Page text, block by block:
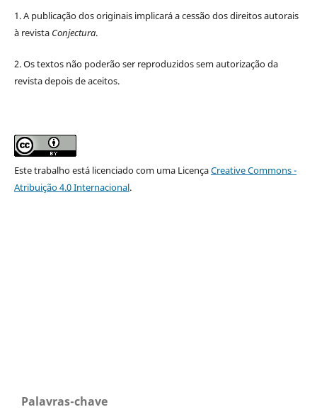
1. A publicação dos originais implicará a cessão dos direitos autorais
à revista Conjectura.
2. Os textos não poderão ser reproduzidos sem autorização da
revista depois de aceitos.
Este trabalho está licenciado com uma LicençaCreative Commons -
Atribuição 4.0 Internacional.
Palavras-chave